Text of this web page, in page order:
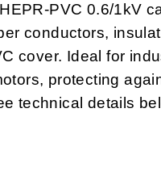
PVC 0.6/1kV
conductors,
cover. Ideal for
protecting
technical details